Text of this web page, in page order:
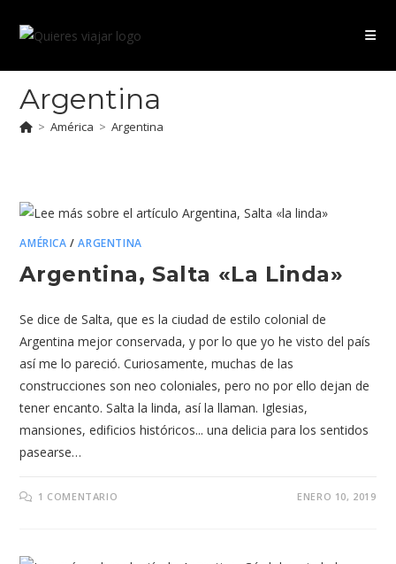
Argentina
> América > Argentina
AMÉRICA /ARGENTINA
Argentina, Salta «la Linda»
Se dice de Salta, que es la ciudad de estilo colonial de
Argentina mejor conservada, y por lo que yo he visto del país
así me lo pareció. Curiosamente, muchas de las
construcciones son neo coloniales, pero no por ello dejan de
tener encanto. Salta la linda, así la llaman. Iglesias,
mansiones, edificios históricos... una delicia para los sentidos
pasearse…
1 COMENTARIO ENERO 10, 2019